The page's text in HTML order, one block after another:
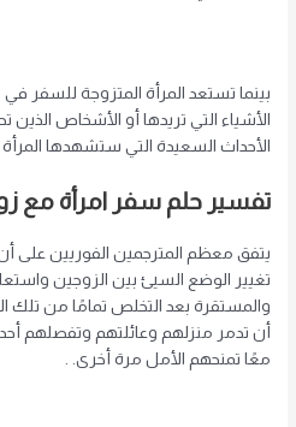
بينما تستعد المرأة المتزوجة للسفر
الأشياء التي تريدها أو الأشخاص الذين
الأحداث السعيدة التي ستشهدها المرأة
تفسير حلم سفر امرأة مع
يتفق معظم المترجمين الفوريين على
تغيير الوضع السيئ بين الزوجين
والمستقرة بعد التخلص تمامًا من تلك
أن تدمر منزلهم وعائلتهم وتفصلهم
معًا تمنحهم الأمل مرة أخرى. .